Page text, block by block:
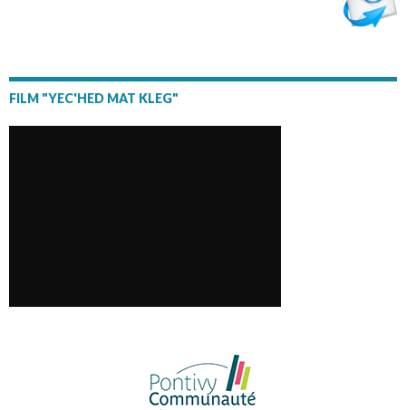
FILM "YEC'HED MAT KLEG"